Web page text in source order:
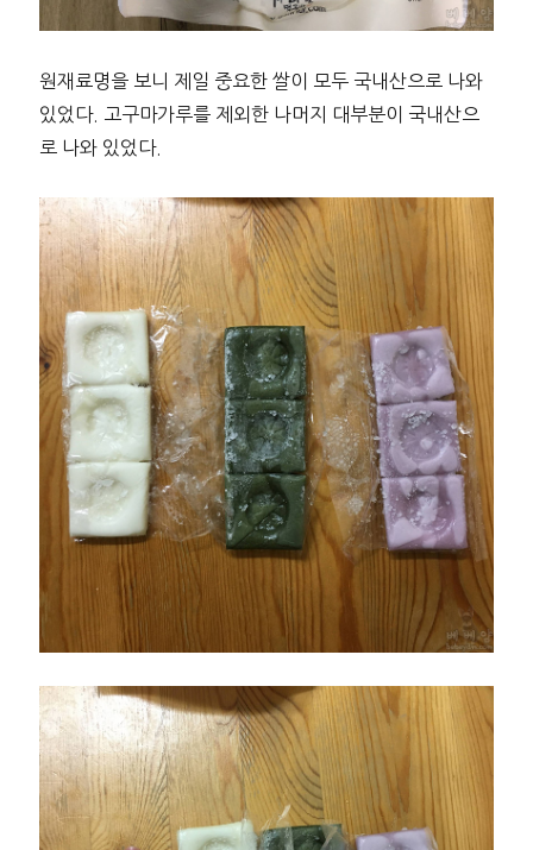
원재료명을 보니 제일 중요한 쌀이 모두 국내산으로 나와
있었다. 고구마가루를 제외한 나머지 대부분이 국내산으
로 나와 있었다.